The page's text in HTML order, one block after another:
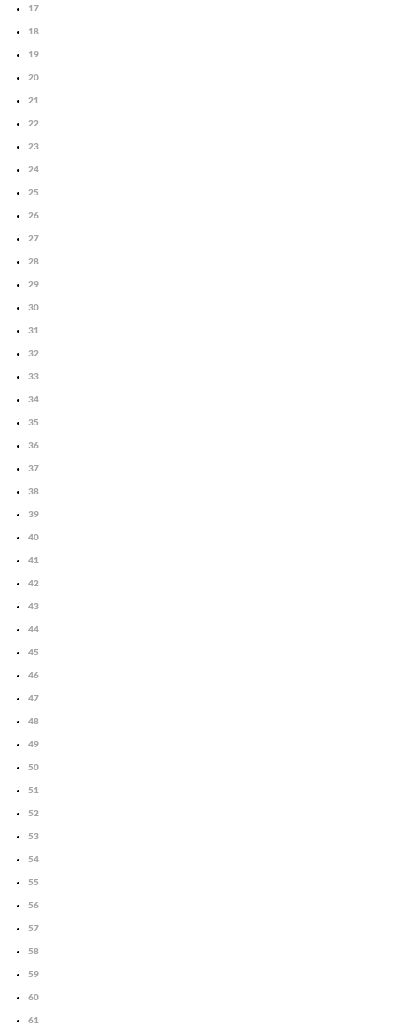
17
18
19
20
21
22
23
24
25
26
27
28
29
30
31
32
33
34
35
36
37
38
39
40
41
42
43
44
45
46
47
48
49
50
51
52
53
54
55
56
57
58
59
60
61